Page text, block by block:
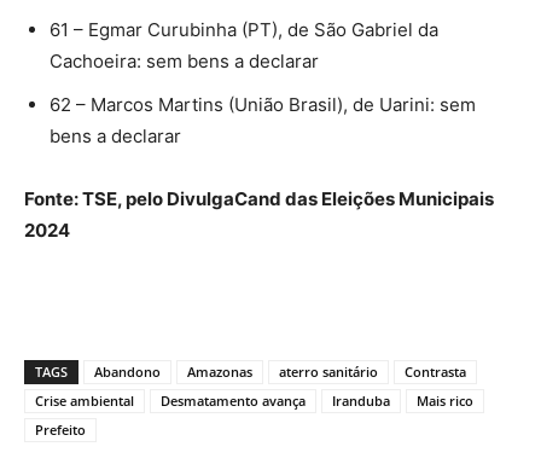
61 – Egmar Curubinha (PT), de São Gabriel da
Cachoeira: sem bens a declarar
62 – Marcos Martins (União Brasil), de Uarini: sem
bens a declarar
Fonte: TSE, pelo DivulgaCand das Eleições Municipais
2024
TAGS Abandono Amazonas aterro sanitário
Contrasta
Crise ambiental
Desmatamento avança Iranduba
Mais rico
Prefeito